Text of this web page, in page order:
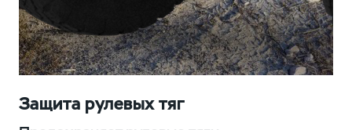
Защита рулевых тяг